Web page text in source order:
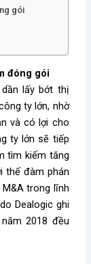
gói
đóng gói
lấy bớt thị
ty lớn, nhờ
và có lợi cho
ty lớn sẽ tiếp
tìm kiếm tăng
thế đàm phán
trong lĩnh
Dealogic ghi
2018 đều